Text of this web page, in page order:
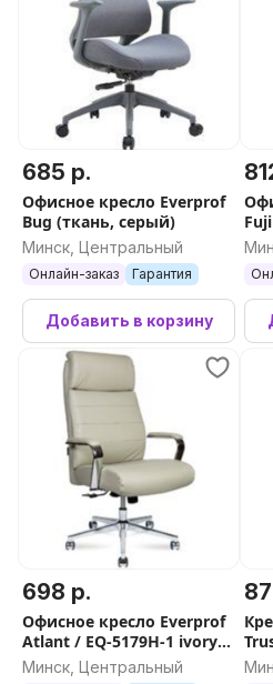
685 р.
Офисное кресло Everprof
Bug (ткань, серый)
Минск, Центральный
Онлайн-заказ Гарантия
Добавить в корзину
698 р.
Офисное кресло Everprof
Atlant / EQ-5179H-1 ivory
(экокожа бежевый)
Минск, Центральный